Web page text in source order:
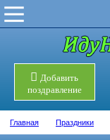
Добавить
поздравление
Главная Праздники